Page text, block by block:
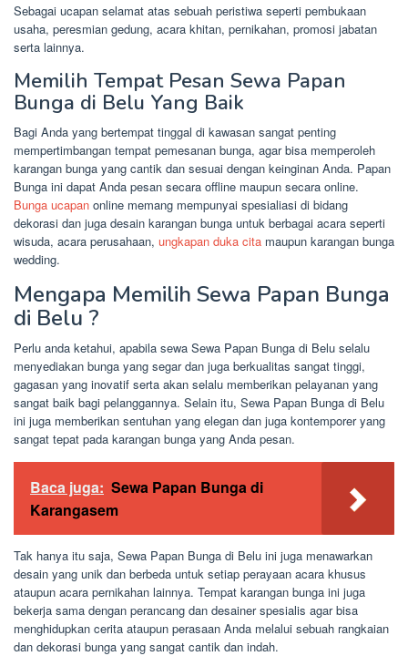
Sebagai ucapan selamat atas sebuah peristiwa seperti pembukaan
usaha, peresmian gedung, acara khitan, pernikahan, promosi jabatan
serta lainnya.
Memilih Tempat Pesan Sewa Papan
Bunga di Belu Yang Baik
Bagi Anda yang bertempat tinggal di kawasan sangat penting
mempertimbangan tempat pemesanan bunga, agar bisa memperoleh
karangan bunga yang cantik dan sesuai dengan keinginan Anda. Papan
Bunga ini dapat Anda pesan secara offline maupun secara online.
Bunga ucapan online memang mempunyai spesialiasi di bidang
dekorasi dan juga desain karangan bunga untuk berbagai acara seperti
wisuda, acara perusahaan, ungkapan duka cita maupun karangan bunga
wedding.
Mengapa Memilih Sewa Papan Bunga
di Belu ?
Perlu anda ketahui, apabila sewa Sewa Papan Bunga di Belu selalu
menyediakan bunga yang segar dan juga berkualitas sangat tinggi,
gagasan yang inovatif serta akan selalu memberikan pelayanan yang
sangat baik bagi pelanggannya. Selain itu, Sewa Papan Bunga di Belu
ini juga memberikan sentuhan yang elegan dan juga kontemporer yang
sangat tepat pada karangan bunga yang Anda pesan.
Baca juga: Sewa Papan Bunga di
Karangasem
Tak hanya itu saja, Sewa Papan Bunga di Belu ini juga menawarkan
desain yang unik dan berbeda untuk setiap perayaan acara khusus
ataupun acara pernikahan lainnya. Tempat karangan bunga ini juga
bekerja sama dengan perancang dan desainer spesialis agar bisa
menghidupkan cerita ataupun perasaan Anda melalui sebuah rangkaian
dan dekorasi bunga yang sangat cantik dan indah.